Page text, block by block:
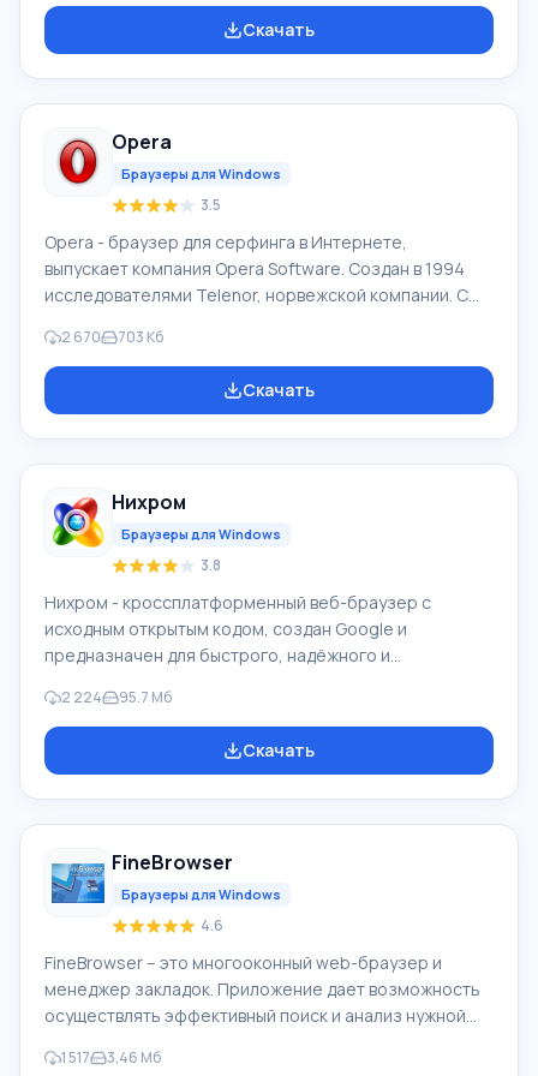
существенно расширить его возможности в
зависимости от желания самого пользователя. Чтобы
Chrome». Текущая версия подойдет практически для
всех версий ОС: Win
Скачать
Opera
Браузеры для Windows
3.5
Opera - браузер для серфинга в Интернете,
выпускает компания Opera Software. Создан в 1994
исследователями Telenor, норвежской компании. С
авторами браузера. Рыночная суммарная доля Opera
Mobile и Opera в 04.2012 составила 2,3%. У браузера
Opera высокая скорость работы, он совместимый с
в окне) и функции масштабировани
2 670 703 Кб
Скачать
Нихром
Браузеры для Windows
3.8
Нихром - кроссплатформенный веб-браузер с
исходным открытым кодом, создан Google и
предназначен для быстрого, надёжного и
платформа для веб-приложения. На основе Chromium
создали Google Chrome, и ряд иных веб-
обозревателей. Возможности браузера Нихром
уступает знаменитому Google Chrome. Название он
получил не случайно. Создатели р
2 224 95.7 Мб
Скачать
FineBrowser
Браузеры для Windows
4.6
FineBrowser – это многооконный web-браузер и
менеджер закладок. Приложение дает возможность
осуществлять эффективный поиск и анализ нужной
Интернету максимально удобными. Вы можете
1 517 3,46 Мб